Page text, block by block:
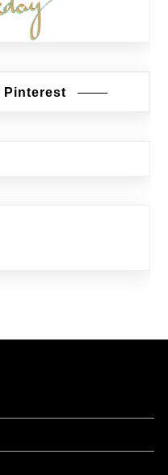
Pinterest